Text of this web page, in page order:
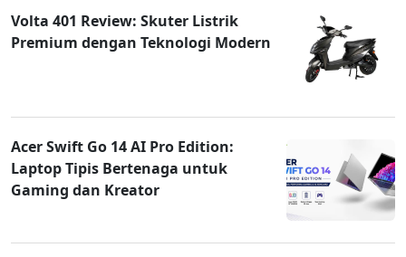
Volta 401 Review: Skuter Listrik
Premium dengan Teknologi Modern
Acer Swift Go 14 AI Pro Edition:
Laptop Tipis Bertenaga untuk
Gaming dan Kreator